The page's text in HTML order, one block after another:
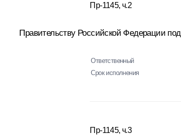
Пр-1145, ч.2
Правительству Российской Федерации
Ответственный
Срок исполнения
Пр-1145, ч.3